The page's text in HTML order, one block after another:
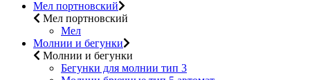
Мел портновский
Мел портновский
Мел
Молнии и бегунки
Молнии и бегунки
Бегунки для молнии тип 3